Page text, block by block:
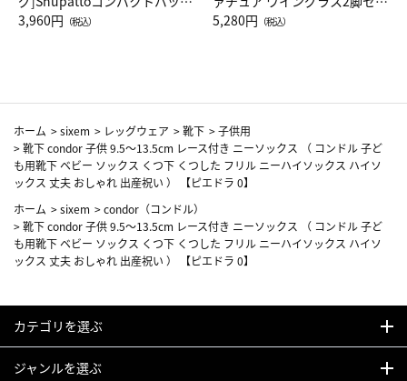
Drop JAL客室乗務員（LC）ス
3,960円 （税込）
ト（レッドワイン）
5,280円 （税込）
ホーム >sixem > レッグウェア >靴下 >子供用
>靴下 condor 子供 9.5～13.5cm レース付き ニーソックス （ コンドル 子ど
も用靴下 ベビー ソックス くつ下 くつした フリル ニーハイソックス ハイソ
ックス 丈夫 おしゃれ 出産祝い ） 【ピエドラ 0】
ホーム >sixem >condor（コンドル）
>靴下 condor 子供 9.5～13.5cm レース付き ニーソックス （ コンドル 子ど
も用靴下 ベビー ソックス くつ下 くつした フリル ニーハイソックス ハイソ
ックス 丈夫 おしゃれ 出産祝い ） 【ピエドラ 0】
カテゴリを選ぶ
ジャンルを選ぶ